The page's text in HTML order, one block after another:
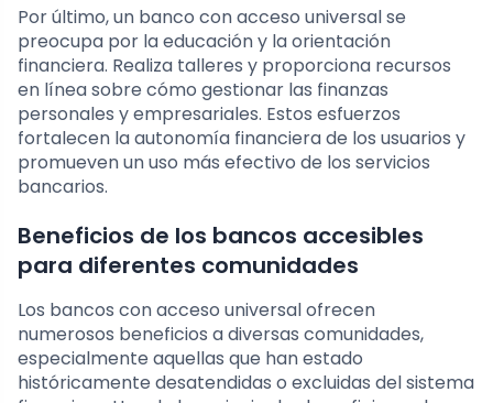
Por último, un banco con acceso universal se
preocupa por la educación y la orientación
financiera. Realiza talleres y proporciona recursos
en línea sobre cómo gestionar las finanzas
personales y empresariales. Estos esfuerzos
fortalecen la autonomía financiera de los usuarios y
promueven un uso más efectivo de los servicios
bancarios.
Beneficios de los bancos accesibles
para diferentes comunidades
Los bancos con acceso universal ofrecen
numerosos beneficios a diversas comunidades,
especialmente aquellas que han estado
históricamente desatendidas o excluidas del sistema